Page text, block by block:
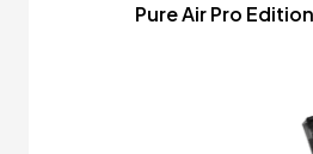
Pure Air Pro